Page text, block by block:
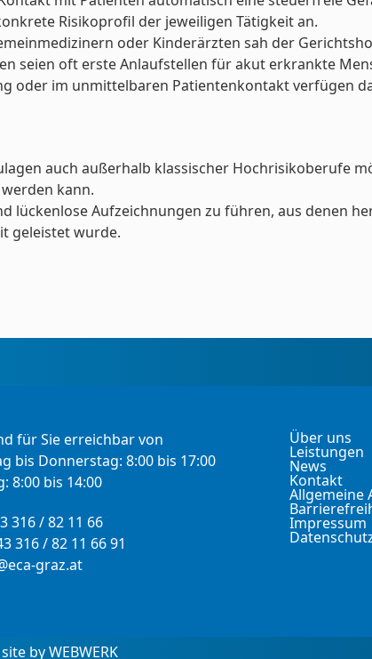
Risikoprofil der jeweiligen Tätigkeit an.
oder Kinderärzten sah der
seien oft erste Anlaufstellen für akut erkrankte
oder im unmittelbaren Patientenkontakt verfügen
auch außerhalb klassischer Hochrisikoberufe
kann.
lückenlose Aufzeichnungen zu führen, aus denen
geleistet wurde.
für Sie erreichbar von
bis Donnerstag: 8:00 bis 17:00
8:00 bis 14:00
316 / 82 11 66
316 / 82 11 66 91
graz.at
Über uns
Leistungen
News
Kontakt
Allgemeine
Impressum
by WEBWERK